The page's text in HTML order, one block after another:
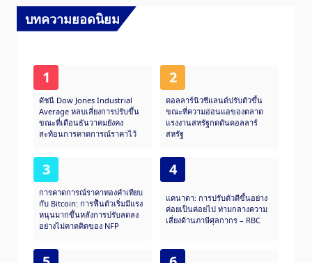
บทความยอดนิยม
1
ดัชนี Dow Jones Industrial
Average หลบเลี่ยงการปรับขึ้น
ขณะที่เดือนธันวาคมยังคง
สะท้อนการคาดการณ์ราคาไว้
2
ดอลลาร์นิวซีแลนด์ปรับตัวขึ้น
ขณะที่ความอ่อนแอของตลาด
แรงงานสหรัฐกดดันดอลลาร์
สหรัฐ
3
การคาดการณ์ราคาทองคำเทียบ
กับ Bitcoin: การฟื้นตัวเริ่มมีแรง
หนุนมากขึ้นหลังการปรับลดลง
อย่างไม่คาดคิดของ NFP
4
แคนาดา: การปรับตัวดีขึ้นอย่าง
ค่อยเป็นค่อยไป ท่ามกลางความ
เสี่ยงด้านภาษีศุลกากร – RBC